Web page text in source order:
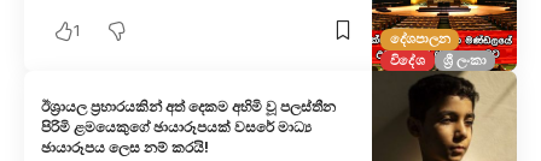
දේශපාලන
විදේශ
ශ්‍රී ලංකා
1
ඊශ්‍රායල ප්‍රහාරයකින් අත් දෙකම අහිමි වූ පලස්තීන
පිරිමි ළමයෙකුගේ ඡායාරූපයක් වසරේ මාධ්‍ය
ඡායාරූපය ලෙස නම් කරයි!